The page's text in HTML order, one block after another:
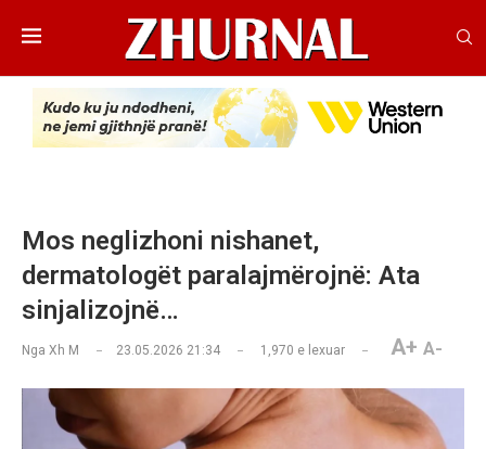
Mos neglizhoni nishanet,
dermatologët paralajmërojnë: Ata
sinjalizojnë…
Nga Xh M 23.05.2026 21:34 1,970 e lexuar A+ A-